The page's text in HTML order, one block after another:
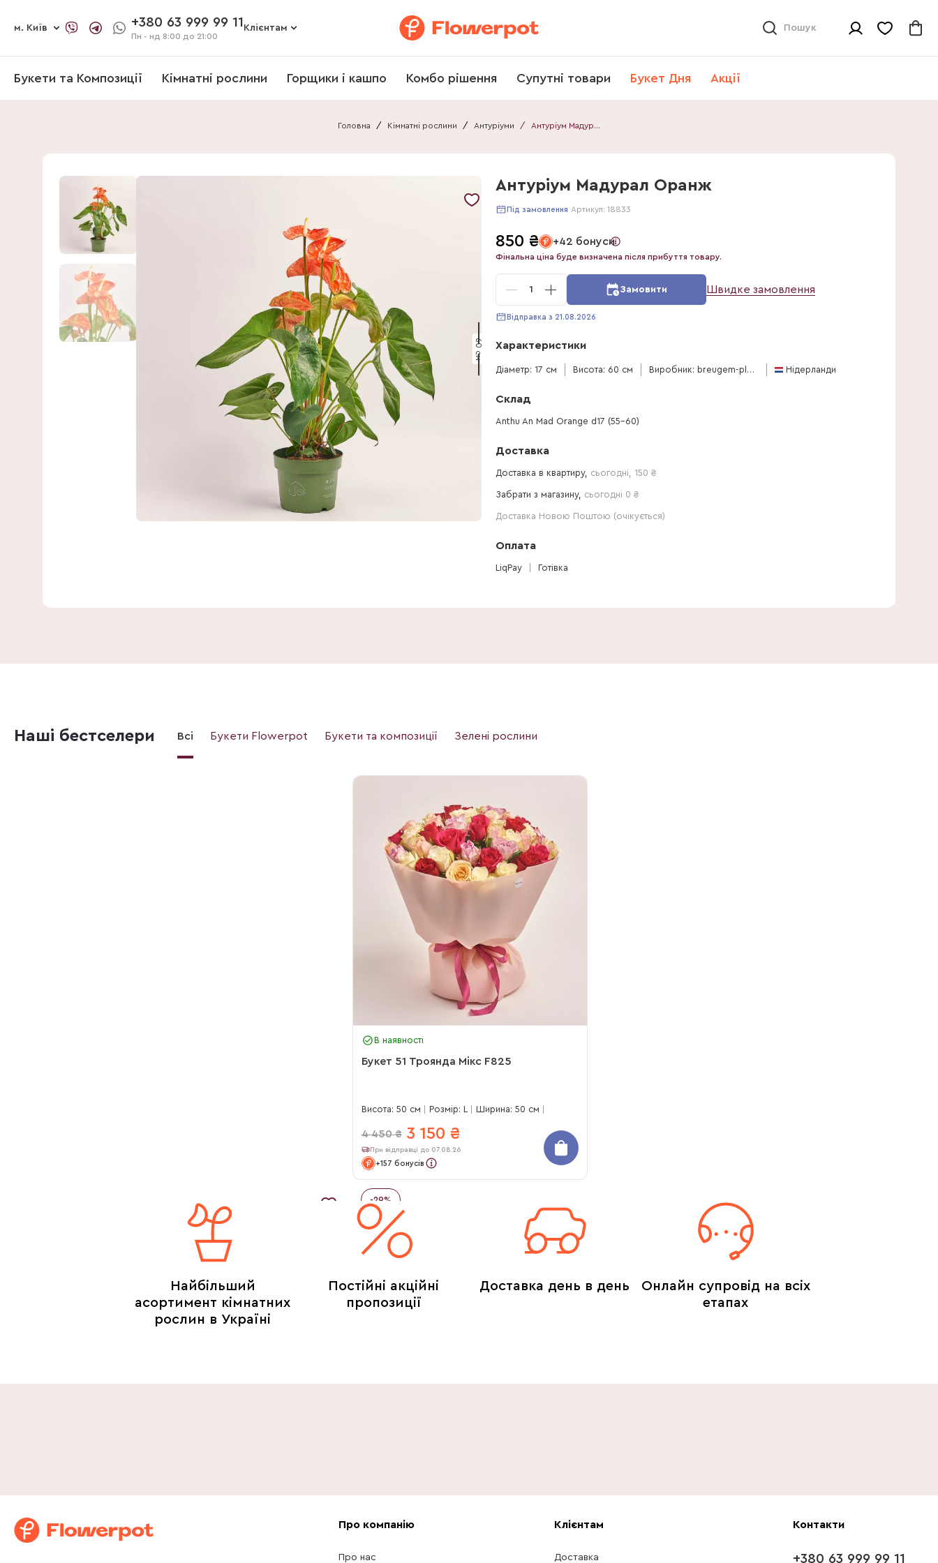
м. Київ +380 63 999 99 11
Пн - нд 8:00 до 21:00
Клієнтам Пошук
Букети та Композиції Кімнатні рослини Горщики і кашпо Комбо рішення Супутні товари Букет Дня Акції
Головна / Кімнатні рослини / Антуріуми / Антуріум Мадурал Оранж
60 см
Антуріум Мадурал Оранж
Під замовлення Артикул: 18833
850 ₴ +42 бонуси
Фінальна ціна буде визначена після прибуття товару.
1 Замовити Швидке замовлення
Відправка з 21.08.2026
Характеристики
Діаметр: 17 см Висота: 60 см Виробник: breugem-plants-bv Нідерланди
Склад
Anthu An Mad Orange d17 (55-60)
Доставка
Доставка в квартиру, сьогодні 150 ₴
Забрати з магазину, сьогодні 0 ₴
Доставка Новою Поштою (очікується)
Оплата
LiqPay Готівка
Наші бестселери Всі Букети Flowerpot Букети та композиції Зелені рослини
В наявності
Букет 51 Троянда Мікс F825
Висота: 50 см Розмір: L Ширина: 50 см
4 450 ₴ 3 150 ₴
При відправці до 07.08.26
+157 бонусів
-29%
Найбільший
асортимент кімнатних
рослин в Україні
Постійні акційні
пропозиції
Доставка день в день
Онлайн супровід на всіх
етапах
Про компанію
Про нас
Клієнтам
Доставка
Контакти
+380 63 999 99 11